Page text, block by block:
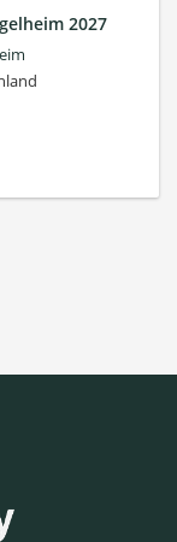
2027